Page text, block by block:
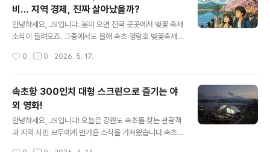
숙소·카페 추천까지 꼼꼼하게 정리해 드리겠습니다. 속초
여행 계획 중이신 분들께 유용한 정보가 되길 바랍니다! ✅
핵심 요약 먼저 짚고 가겠습니다행사명 : 2026 설악무산
장소 : 강원특별자치도 속초시 조양동 엑스포 잔디광장 일
비… 지역 경제, 진짜 살아났을까?
안녕하세요, JS입니다. 봄이 오면 전국 곳곳에서 벚꽃 축제
소식이 들려오죠. 그중에서도 올해 속초 영랑호 벚꽃축제
문객 4만 8천 명, 지역 내 소비액 91억 원이라는 숫자가 발
헤드라인을 앞다퉈 달았는데요. 하지만 저는 여기서 한 걸
음 더 들어가보고 싶었습니다. "숫자가 크면 정말 지역 전
체가 혜택을 본 걸까?" 오늘은 2026 영랑호 벚꽃축제의
공식 빅데이터 분석 결과를 바탕으로, 방문객·소비 현황을
꼼꼼히 짚어보고, 동시에 일부에서 제기되는 '소비 쏠림' 문
0 0 2026. 5. 17.
속초항 300인치 대형 스크린으로 즐기는 야
외 영화!
안녕하세요, JS입니다! 오늘은 강원도 속초를 찾는 관광객
과 지역 시민 모두에게 반가운 소식을 가져왔습니다.속초